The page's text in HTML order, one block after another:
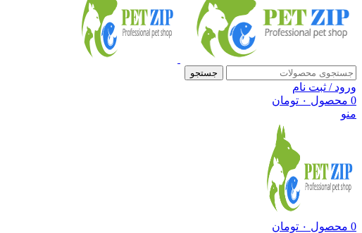
جستجو
ورود / ثبت نام
0 محصول ۰ تومان
منو
0 محصول ۰ تومان